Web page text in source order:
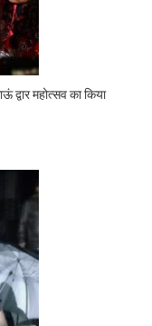
द्वार महोत्सव का किया